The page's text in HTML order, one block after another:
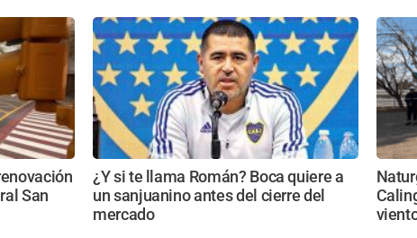
San
¿Y si te llama Román? Boca quiere a
un sanjuanino antes del cierre del
mercado